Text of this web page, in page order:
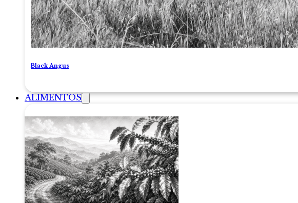
Black Angus
ALIMENTOS